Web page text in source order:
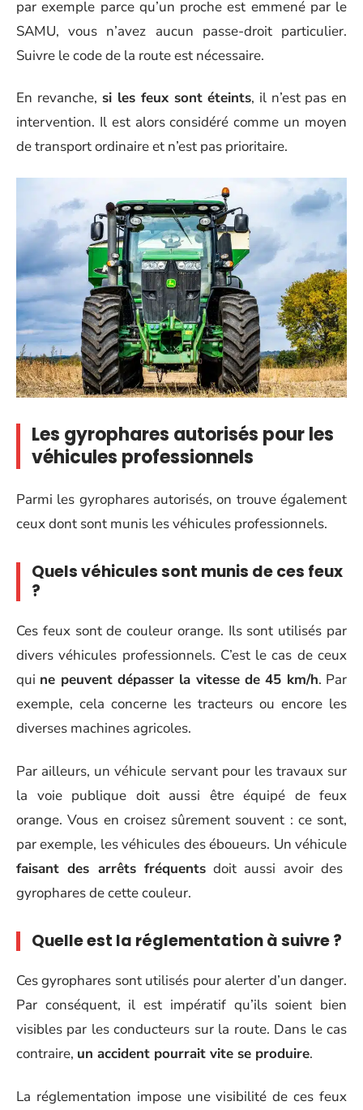
par exemple parce qu’un proche est emmené par le
SAMU, vous n’avez aucun passe-droit particulier.
Suivre le code de la route est nécessaire.
En revanche, si les feux sont éteints, il n’est pas en
intervention. Il est alors considéré comme un moyen
de transport ordinaire et n’est pas prioritaire.
Les gyrophares autorisés pour les
véhicules professionnels
Parmi les gyrophares autorisés, on trouve également
ceux dont sont munis les véhicules professionnels.
Quels véhicules sont munis de ces feux
?
Ces feux sont de couleur orange. Ils sont utilisés par
divers véhicules professionnels. C’est le cas de ceux
qui ne peuvent dépasser la vitesse de 45 km/h. Par
exemple, cela concerne les tracteurs ou encore les
diverses machines agricoles.
Par ailleurs, un véhicule servant pour les travaux sur
la voie publique doit aussi être équipé de feux
orange. Vous en croisez sûrement souvent : ce sont,
par exemple, les véhicules des éboueurs. Un véhicule
faisant des arrêts fréquentsdoit aussi avoir des
gyrophares de cette couleur.
Quelle est la réglementation à suivre ?
Ces gyrophares sont utilisés pour alerter d’un danger.
Par conséquent, il est impératif qu’ils soient bien
visibles par les conducteurs sur la route. Dans le cas
contraire, un accident pourrait vite se produire.
La réglementation impose une visibilité de ces feux